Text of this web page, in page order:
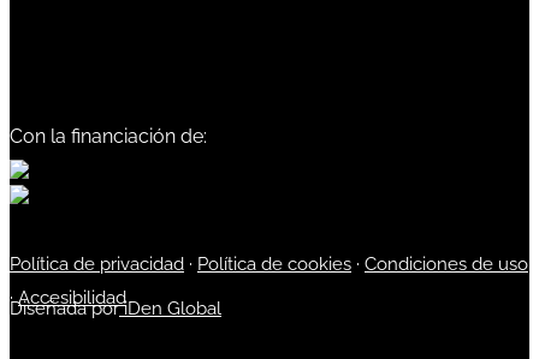
Con la financiación de:
Política de privacidad · Política de cookies · Condiciones de uso
·Accesibilidad
Diseñada poriDen Global